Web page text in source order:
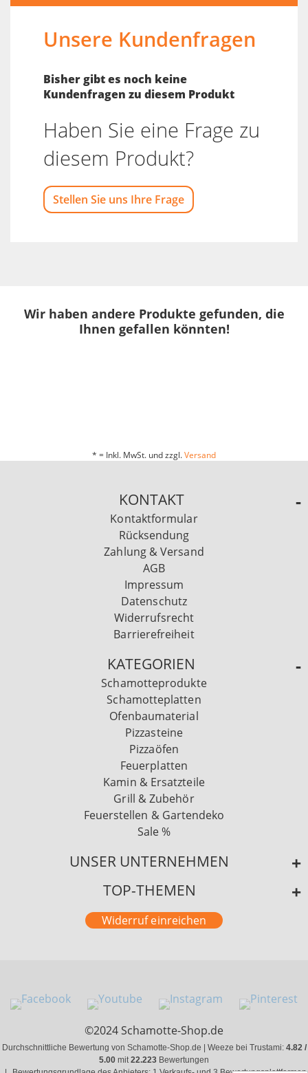
Unsere Kundenfragen
Bisher gibt es noch keine
Kundenfragen zu diesem Produkt
Haben Sie eine Frage zu
diesem Produkt?
Stellen Sie uns Ihre Frage
Wir haben andere Produkte gefunden, die
Ihnen gefallen könnten!
* = Inkl. MwSt. und zzgl.Versand
KONTAKT
Kontaktformular
Rücksendung
Zahlung & Versand
AGB
Impressum
Datenschutz
Widerrufsrecht
Barrierefreiheit
KATEGORIEN
Schamotteprodukte
Schamotteplatten
Ofenbaumaterial
Pizzasteine
Pizzaöfen
Feuerplatten
Kamin & Ersatzteile
Grill & Zubehör
Feuerstellen & Gartendeko
Sale %
UNSER UNTERNEHMEN
TOP-THEMEN
Widerruf einreichen
©2024 Schamotte-Shop.de
Durchschnittliche Bewertung von Schamotte-Shop.de | Weeze bei Trustami: 4.82 /
5.00 mit22.223 Bewertungen